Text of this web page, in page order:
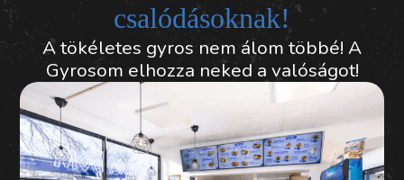
csalódásoknak!
A tökéletes gyros nem álom többé! A
Gyrosom elhozza neked a valóságot!